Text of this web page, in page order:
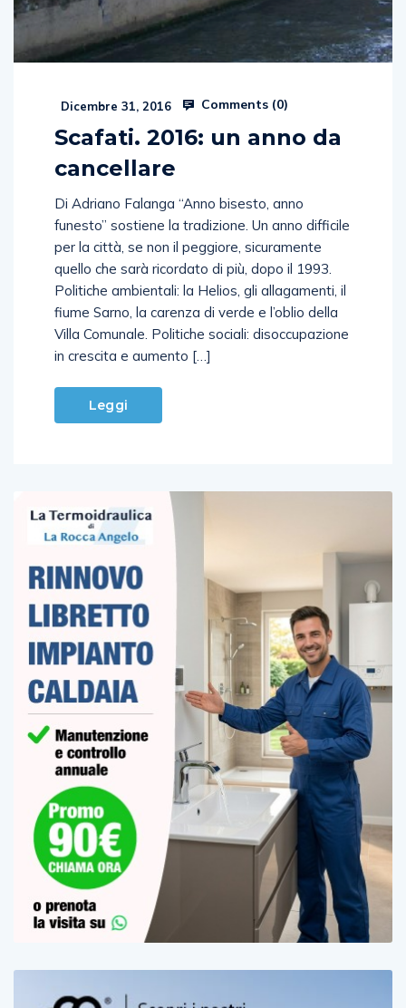
Dicembre 31, 2016
Scafati. 2016: un anno da
Di Adriano Falanga “Anno bisesto, anno
funesto” sostiene la tradizione. Un anno difficile
per la città, se non il peggiore, sicuramente
quello che sarà ricordato di più, dopo il 1993.
Politiche ambientali: la Helios, gli allagamenti, il
fiume Sarno, la carenza di verde e l’oblio della
Villa Comunale. Politiche sociali: disoccupazione
Leggi